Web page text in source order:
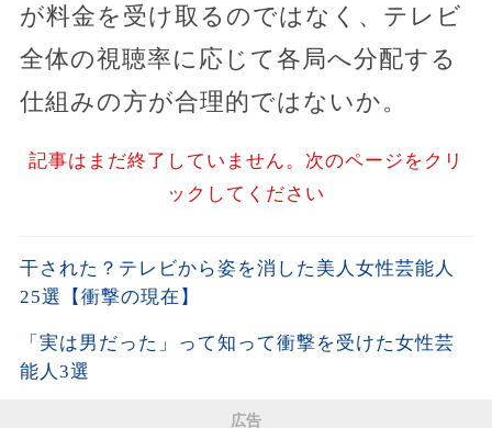
が料金を受け取るのではなく、テレビ
全体の視聴率に応じて各局へ分配する
仕組みの方が合理的ではないか。
記事はまだ終了していません。次のページをクリ
ックしてください
干された？テレビから姿を消した美人女性芸能人
25選【衝撃の現在】
「実は男だった」って知って衝撃を受けた女性芸
能人3選
広告